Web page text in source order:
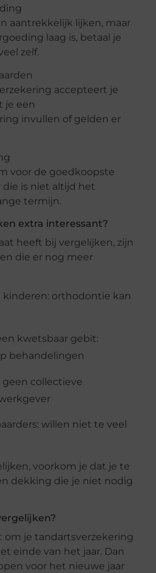
aantrekkelijk lijken, maar
laag is, betaal je
zelf.
accepteert je
je een
invullen of gelden er
voor de goedkoopste
die is niet altijd het
termijn.
extra interessant?
heeft bij vergelijken, zijn
die er nog meer
kinderen: orthodontie kan
kwetsbaar gebit:
behandelingen
collectieve
willen niet te veel
voorkom je dat je te
dekking die je niet nodig
om je tandartsverzekering
einde van het jaar. Dan
voor het nieuwe jaar